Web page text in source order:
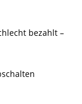
bezahlt –